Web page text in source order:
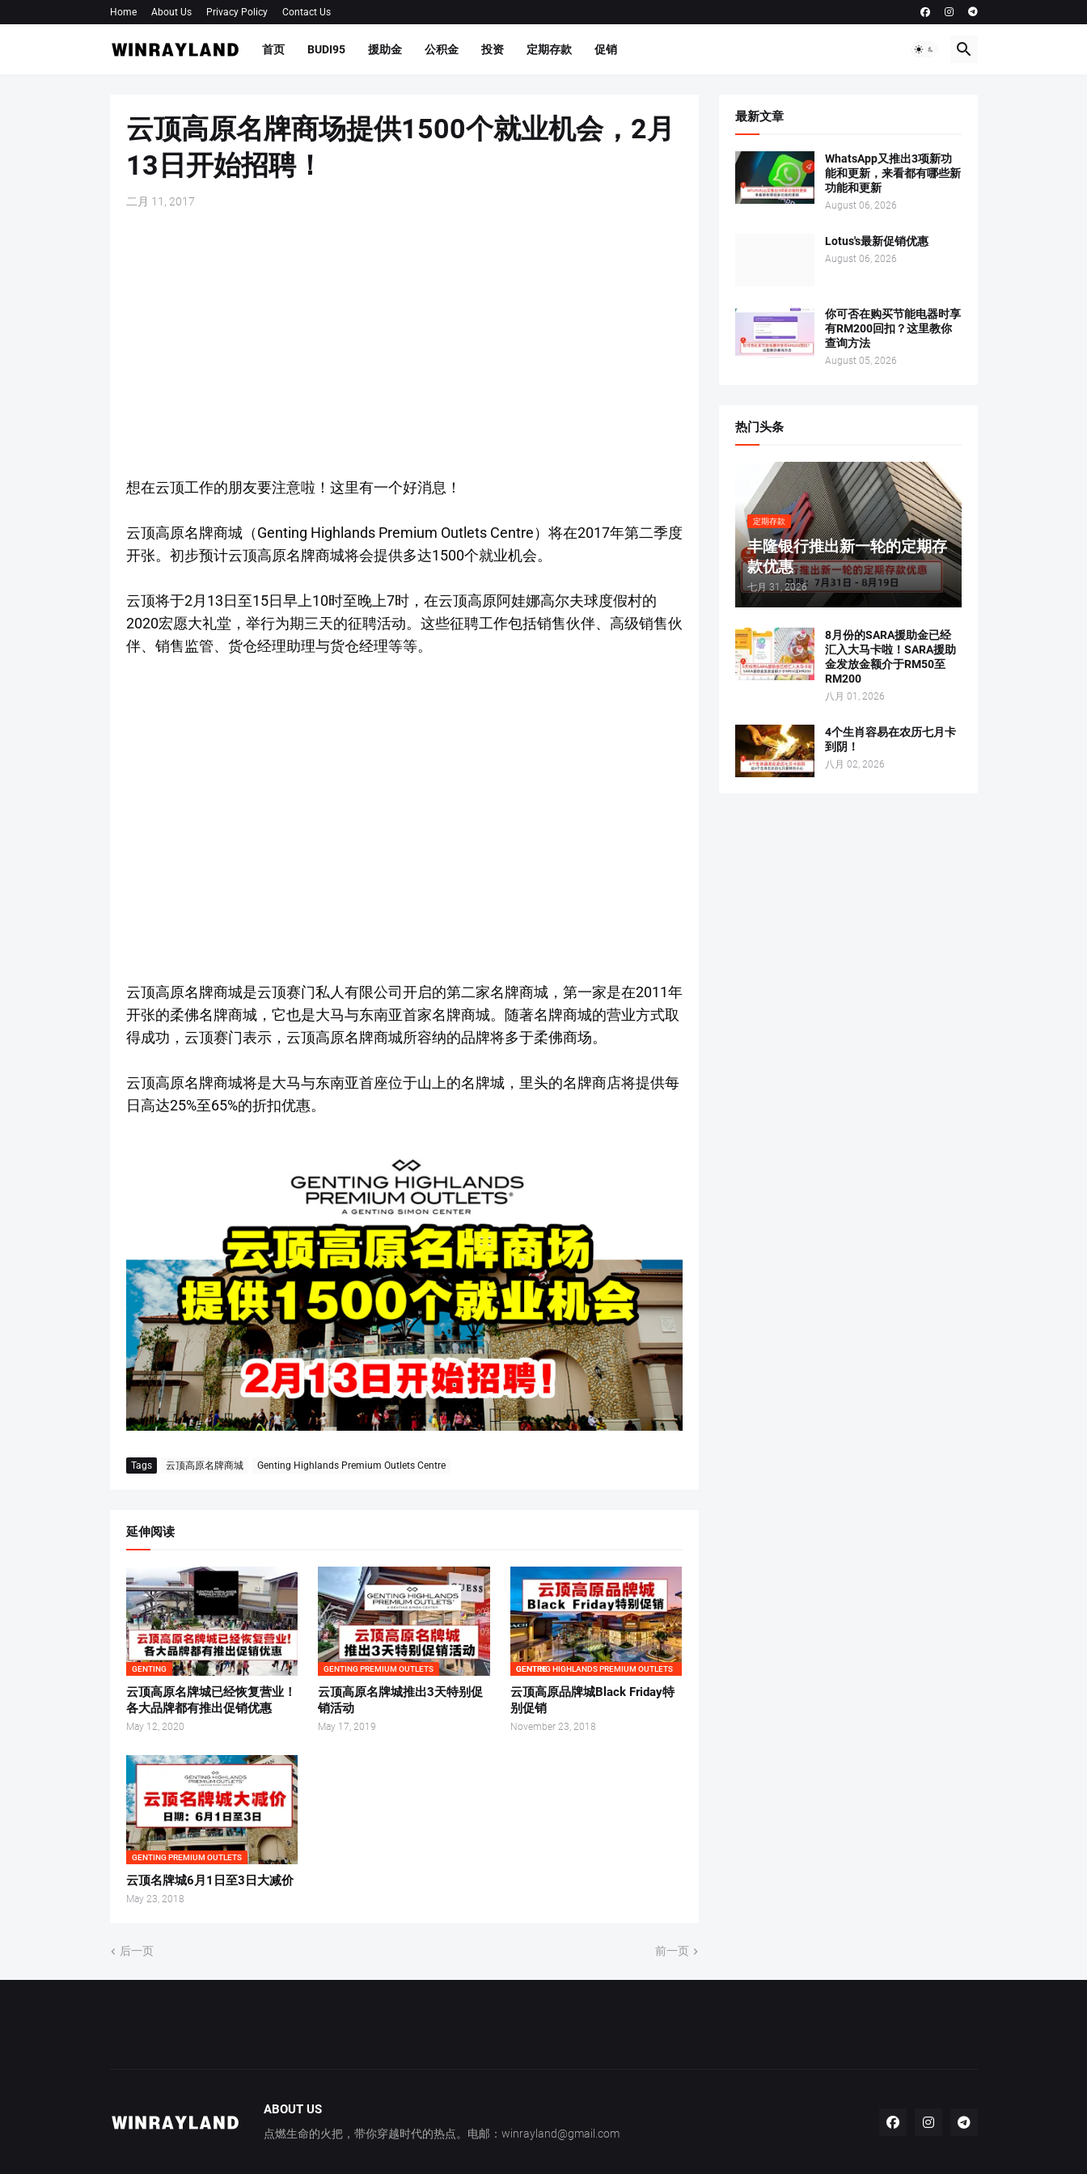
Home About Us Privacy Policy Contact Us
首页 BUDI95 援助金 公积金 投资 定期存款 促销
云顶高原名牌商场提供1500个就业机会，2月
13日开始招聘！
二月 11, 2017
想在云顶工作的朋友要注意啦！这里有一个好消息！
云顶高原名牌商城（Genting Highlands Premium Outlets Centre）将在2017年第二季度
开张。初步预计云顶高原名牌商城将会提供多达1500个就业机会。
云顶将于2月13日至15日早上10时至晚上7时，在云顶高原阿娃娜高尔夫球度假村的
2020宏愿大礼堂，举行为期三天的征聘活动。这些征聘工作包括销售伙伴、高级销售伙
伴、销售监管、货仓经理助理与货仓经理等等。
云顶高原名牌商城是云顶赛门私人有限公司开启的第二家名牌商城，第一家是在2011年
开张的柔佛名牌商城，它也是大马与东南亚首家名牌商城。随著名牌商城的营业方式取
得成功，云顶赛门表示，云顶高原名牌商城所容纳的品牌将多于柔佛商场。
云顶高原名牌商城将是大马与东南亚首座位于山上的名牌城，里头的名牌商店将提供每
日高达25%至65%的折扣优惠。
Tags 云顶高原名牌商城 Genting Highlands Premium Outlets Centre
延伸阅读
GENTING
云顶高原名牌城已经恢复营业！
各大品牌都有推出促销优惠
May 12, 2020
GENTING PREMIUM OUTLETS
云顶高原名牌城推出3天特别促
销活动
May 17, 2019
GENTING HIGHLANDS PREMIUM OUTLETS CENTRE
云顶高原品牌城Black Friday特
别促销
November 23, 2018
GENTING PREMIUM OUTLETS
云顶名牌城6月1日至3日大减价
May 23, 2018
后一页 前一页
最新文章
WhatsApp又推出3项新功
能和更新，来看都有哪些新
功能和更新
August 06, 2026
Lotus's最新促销优惠
August 06, 2026
你可否在购买节能电器时享
有RM200回扣？这里教你
查询方法
August 05, 2026
热门头条
定期存款
丰隆银行推出新一轮的定期存
款优惠
七月 31, 2026
8月份的SARA援助金已经
汇入大马卡啦！SARA援助
金发放金额介于RM50至
RM200
八月 01, 2026
4个生肖容易在农历七月卡
到阴！
八月 02, 2026
ABOUT US
点燃生命的火把，带你穿越时代的热点。电邮：winrayland@gmail.com